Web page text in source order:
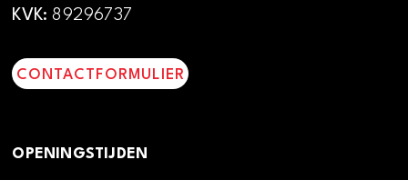
KVK: 89296737
CONTACTFORMULIER
OPENINGSTIJDEN